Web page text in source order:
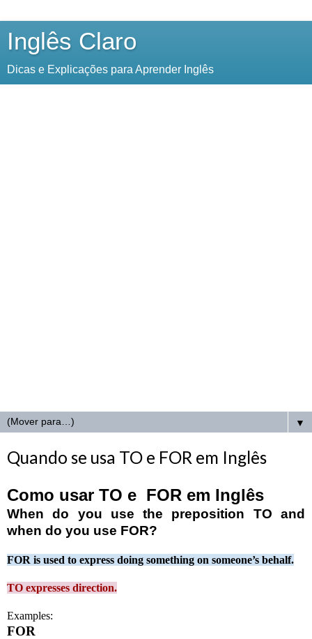
Inglês Claro
Dicas e Explicações para Aprender Inglês
▼
Quando se usa TO e FOR em Inglês
Como usar TO e FOR em Inglês
When do you use the preposition TO and
when do you use FOR?
FOR is used to express doing something on someone’s behalf.
TO expresses direction.
Examples:
FOR